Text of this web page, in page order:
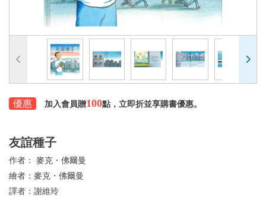
優惠 加入會員贈100點，立即折並享購書優惠。
友誼種子
作者： 麥克・佛爾曼
繪者： 麥克・佛爾曼
譯者： 謝維玲